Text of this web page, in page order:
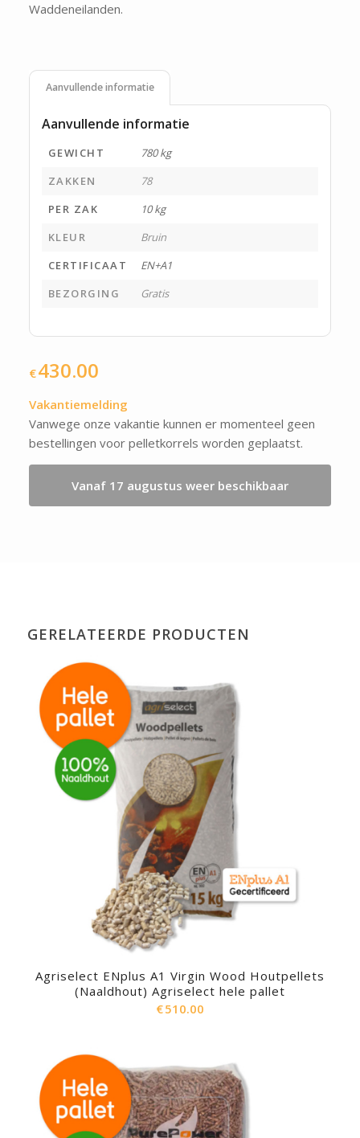
Waddeneilanden.
Aanvullende informatie
Aanvullende informatie
GEWICHT
780 kg
ZAKKEN
78
PER ZAK
10 kg
KLEUR
Bruin
CERTIFICAAT
EN+A1
BEZORGING
Gratis
€430.00
Vakantiemelding
Vanwege onze vakantie kunnen er momenteel geen
bestellingen voor pelletkorrels worden geplaatst.
Vanaf 17 augustus weer beschikbaar
GERELATEERDE PRODUCTEN
Agriselect ENplus A1 Virgin Wood Houtpellets
(Naaldhout) Agriselect hele pallet
€510.00